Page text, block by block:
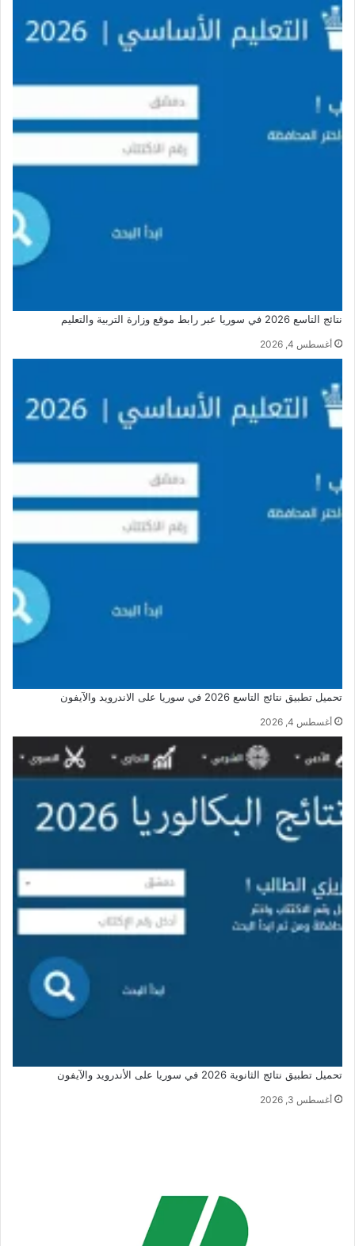
نتائج التاسع 2026 في سوريا عبر رابط موقع وزارة التربية والتعليم
أغسطس 4, 2026
تحميل تطبيق نتائج التاسع 2026 في سوريا على الاندرويد والآيفون
أغسطس 4, 2026
تحميل تطبيق نتائج الثانوية 2026 في سوريا على الأندرويد والآيفون
أغسطس 3, 2026